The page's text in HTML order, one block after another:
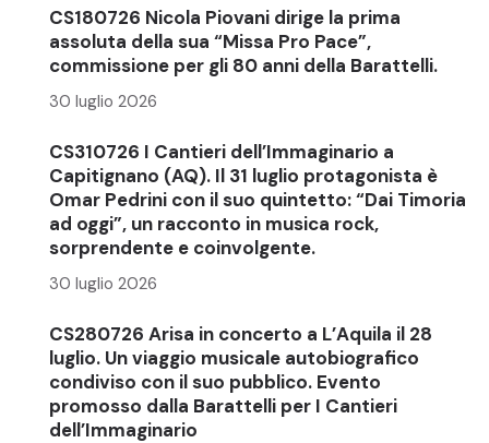
CS180726 Nicola Piovani dirige la prima
assoluta della sua “Missa Pro Pace”,
commissione per gli 80 anni della Barattelli.
30 luglio 2026
CS310726 I Cantieri dell’Immaginario a
Capitignano (AQ). Il 31 luglio protagonista è
Omar Pedrini con il suo quintetto: “Dai Timoria
ad oggi”, un racconto in musica rock,
sorprendente e coinvolgente.
30 luglio 2026
CS280726 Arisa in concerto a L’Aquila il 28
luglio. Un viaggio musicale autobiografico
condiviso con il suo pubblico. Evento
promosso dalla Barattelli per I Cantieri
dell’Immaginario